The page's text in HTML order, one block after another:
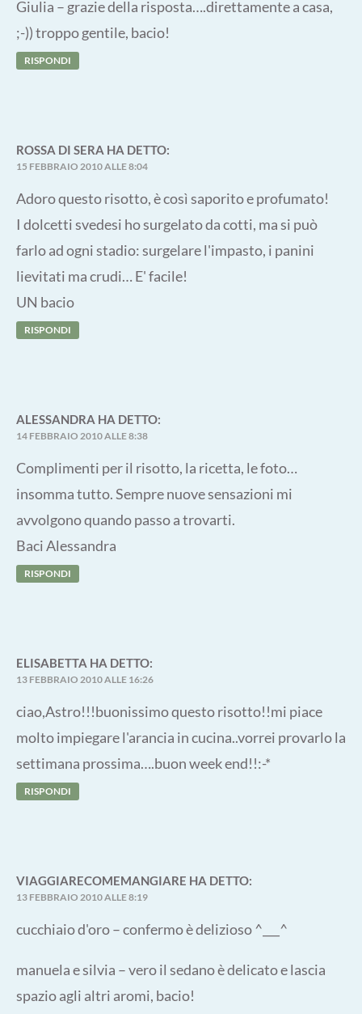
Giulia – grazie della risposta….direttamente a casa,
;-)) troppo gentile, bacio!
RISPONDI
ROSSA DI SERA HA DETTO:
15 FEBBRAIO 2010 ALLE 8:04
Adoro questo risotto, è così saporito e profumato!
I dolcetti svedesi ho surgelato da cotti, ma si può
farlo ad ogni stadio: surgelare l'impasto, i panini
lievitati ma crudi… E' facile!
UN bacio
RISPONDI
ALESSANDRA HA DETTO:
14 FEBBRAIO 2010 ALLE 8:38
Complimenti per il risotto, la ricetta, le foto…
insomma tutto. Sempre nuove sensazioni mi
avvolgono quando passo a trovarti.
Baci Alessandra
RISPONDI
ELISABETTA HA DETTO:
13 FEBBRAIO 2010 ALLE 16:26
ciao,Astro!!!buonissimo questo risotto!!mi piace
molto impiegare l'arancia in cucina..vorrei provarlo la
settimana prossima….buon week end!!:-*
RISPONDI
VIAGGIARECOMEMANGIARE HA DETTO:
13 FEBBRAIO 2010 ALLE 8:19
cucchiaio d'oro – confermo è delizioso ^___^
manuela e silvia – vero il sedano è delicato e lascia
spazio agli altri aromi, bacio!